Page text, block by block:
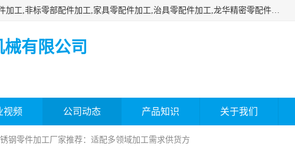
深圳市瑞通精密机械有限公司主要承接深圳精密零配件加工,非标零部配件加工,家具零配件加工,治具零配件加工,龙华精密零配件加工等各种各种精密机械加工，欢迎来来电咨询！
有限公司
视频 公司动态 产品知识 关于我们
钢零件加工厂家推荐：适配多领域加工需求供货方